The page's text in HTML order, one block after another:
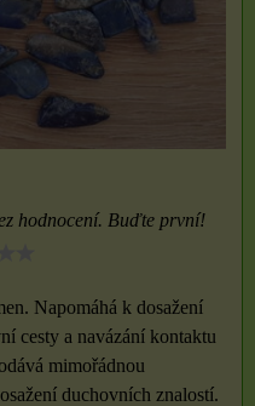
hodnocení. Buďte první!
Napomáhá k dosažení
cesty a navázání kontaktu
mimořádnou
duchovních znalostí.